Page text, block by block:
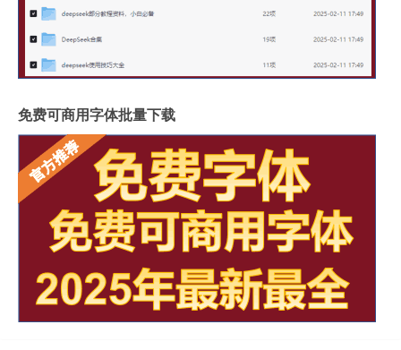
免费可商用字体批量下载